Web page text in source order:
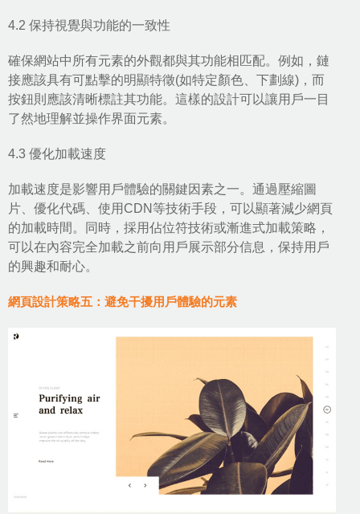
4.2 保持視覺與功能的一致性
確保網站中所有元素的外觀都與其功能相匹配。例如，鏈
接應該具有可點擊的明顯特徵(如特定顏色、下劃線)，而
按鈕則應該清晰標註其功能。這樣的設計可以讓用戶一目
了然地理解並操作界面元素。
4.3 優化加載速度
加載速度是影響用戶體驗的關鍵因素之一。通過壓縮圖
片、優化代碼、使用CDN等技術手段，可以顯著減少網頁
的加載時間。同時，採用佔位符技術或漸進式加載策略，
可以在內容完全加載之前向用戶展示部分信息，保持用戶
的興趣和耐心。
網頁設計策略五：避免干擾用戶體驗的元素